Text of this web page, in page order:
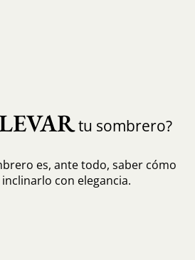
tu sombrero?
es, ante todo, saber cómo
con elegancia.